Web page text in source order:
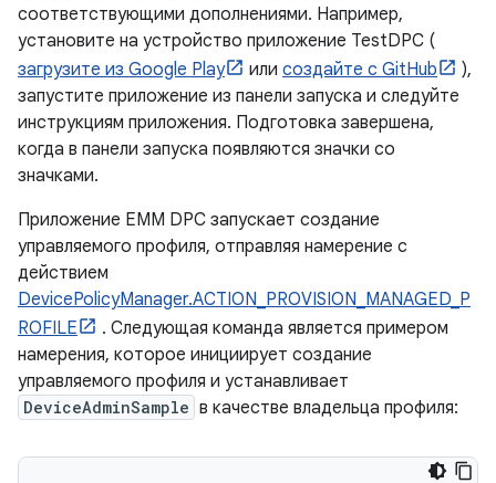
соответствующими дополнениями. Например,
установите на устройство приложение TestDPC (
загрузите из Google Play
или создайте с GitHub
),
запустите приложение из панели запуска и следуйте
инструкциям приложения. Подготовка завершена,
когда в панели запуска появляются значки со
значками.
Приложение EMM DPC запускает создание
управляемого профиля, отправляя намерение с
действием
DevicePolicyManager.ACTION_PROVISION_MANAGED_P
ROFILE
. Следующая команда является примером
намерения, которое инициирует создание
управляемого профиля и устанавливает
DeviceAdminSample в качестве владельца профиля: